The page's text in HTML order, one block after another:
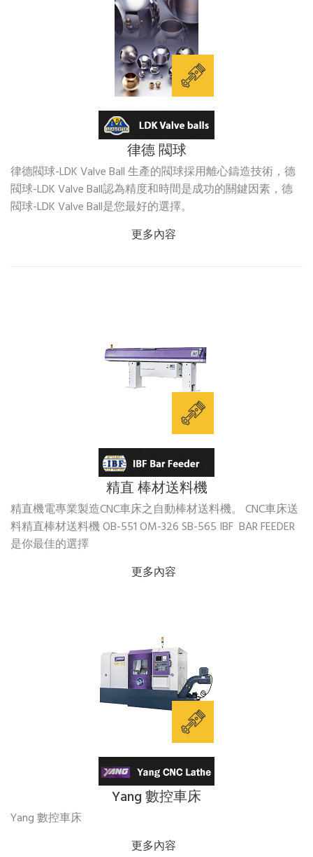
律德 閥球
律德閥球-LDK Valve Ball 生產的閥球採用離心鑄造技術，德
閥球-LDK Valve Ball認為精度和時間是成功的關鍵因素，德
閥球-LDK Valve Ball是您最好的選擇。
更多內容
精直 棒材送料機
精直機電專業製造CNC車床之自動棒材送料機。 CNC車床送
料精直棒材送料機 OB-551 OM-326 SB-565 IBF BAR FEEDER
是你最佳的選擇
更多內容
Yang 數控車床
Yang 數控車床
更多內容